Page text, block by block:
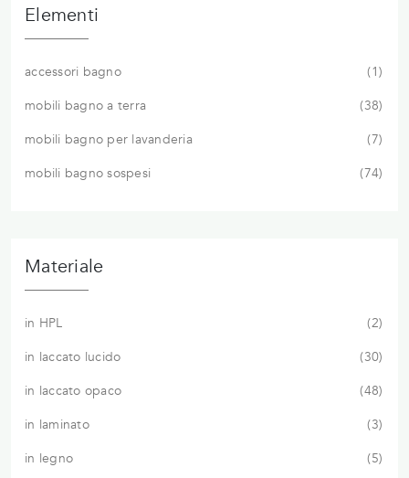
Elementi
accessori bagno
1
mobili bagno a terra
38
mobili bagno per lavanderia
7
mobili bagno sospesi
74
Materiale
in HPL
2
in laccato lucido
30
in laccato opaco
48
in laminato
3
in legno
5